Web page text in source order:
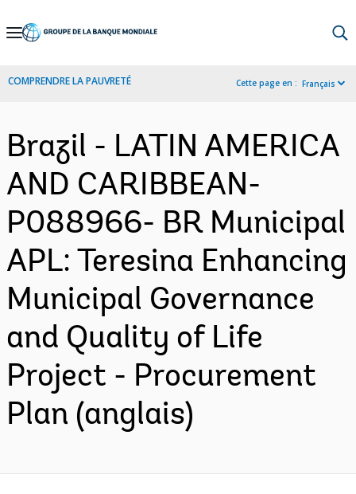
Skip
Navigation
COMPRENDRE LA PAUVRETÉ Cette page en : Français
Brazil - LATIN AMERICA
AND CARIBBEAN-
P088966- BR Municipal
APL: Teresina Enhancing
Municipal Governance
and Quality of Life
Project - Procurement
Plan (anglais)